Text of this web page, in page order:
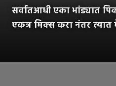
सर्वातआधी एका भांड्यात
एकत्र मिक्स करा नंतर त्यात